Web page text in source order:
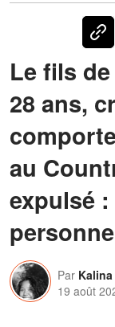
Le fils
28 ans,
au
expulsé
Par
19 août